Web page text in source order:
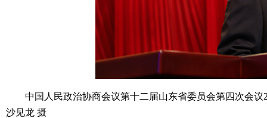
中国人民政治协商会议第十二届山东省委员会第四次会议
沙见龙 摄